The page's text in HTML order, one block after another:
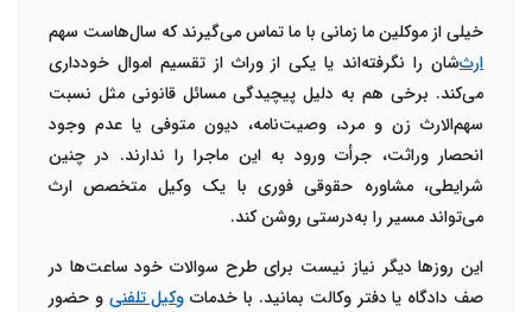
خیلی از موکلین ما زمانی با ما تماس می‌گیرند که سال‌هاست سهم
ارث‌شان را نگرفته‌اند یا یکی از وراث از تقسیم اموال خودداری
می‌کند. برخی هم به دلیل پیچیدگی مسائل قانونی مثل نسبت
سهم‌الارث زن و مرد، وصیت‌نامه، دیون متوفی یا عدم وجود
انحصار وراثت، جرأت ورود به این ماجرا را ندارند. در چنین
شرایطی،مشاوره حقوقی فوری با یک وکیل متخصص ارث
می‌تواند مسیر را به‌درستی روشن کند.
این روزها دیگر نیاز نیست برای طرح سوالات خود ساعت‌ها در
صف دادگاه یا دفتر وکالت بمانید. با خدمات وکیل تلفنی و حضور